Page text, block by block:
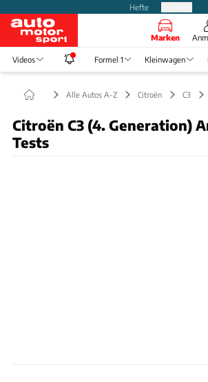
Hefte
Marken
Videos Formel 1 Kleinwagen
Alle Autos A-Z Citroën C3
Citroën C3 (4. Generation)
Tests